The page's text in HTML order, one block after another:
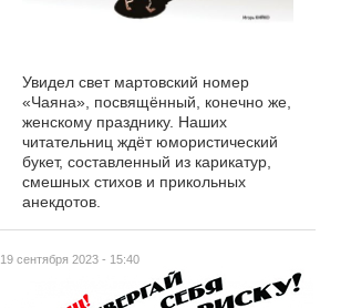
19 сентября 2023 - 15:40
Увидел свет мартовский номер
«Чаяна», посвящённый, конечно же,
женскому празднику. Наших
читательниц ждёт юмористический
букет, составленный из карикатур,
смешных стихов и прикольных
анекдотов.